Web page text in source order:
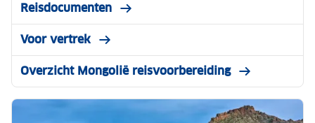
Reisdocumenten
Voor vertrek
Overzicht Mongolië reisvoorbereiding